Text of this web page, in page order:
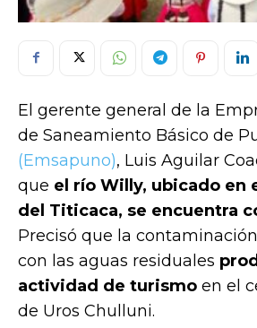
El gerente general de la
de Saneamiento Básico de
(Emsapuno), Luis Aguilar
que el río Willy, ubicado en
del Titicaca, se encuentra
Precisó que la
con las aguas residuales
actividad de turismo en el
de Uros Chulluni.